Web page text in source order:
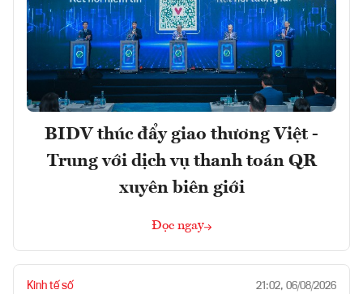
BIDV thúc đẩy giao thương Việt -
Trung với dịch vụ thanh toán QR
xuyên biên giới
Đọc ngay
Kinh tế số 21:02, 06/08/2026